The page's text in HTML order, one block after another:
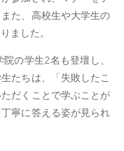
た、高校生や大学生の
ました。
の学生2名も登壇し、
たちは、「失敗したこ
だくことで学ぶことが
寧に答える姿が見られ